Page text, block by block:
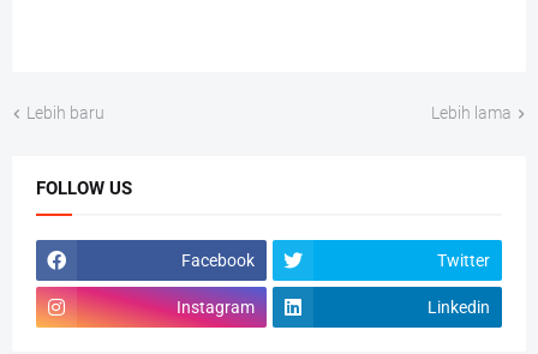
Lebih baru Lebih lama
FOLLOW US
Facebook Twitter
Instagram Linkedin